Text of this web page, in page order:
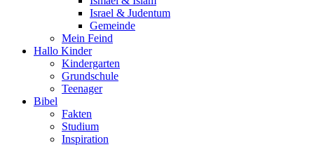
Israel & Judentum
Gemeinde
Mein Feind
Hallo Kinder
Kindergarten
Grundschule
Teenager
Bibel
Fakten
Studium
Inspiration